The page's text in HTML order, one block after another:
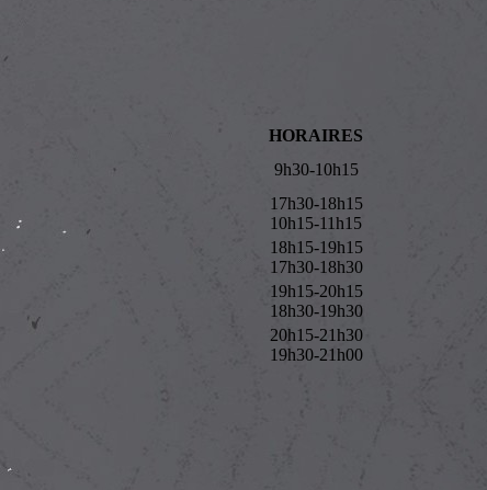
HORAIRES
9h30-10h15
17h30-18h15
10h15-11h15
18h15-19h15
17h30-18h30
19h15-20h15
18h30-19h30
20h15-21h30
19h30-21h00